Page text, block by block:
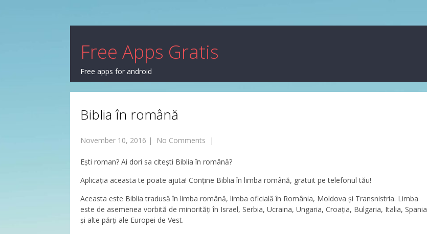
Free Apps Gratis
Free apps for android
Biblia în română
November 10, 2016 | No Comments |
Ești roman? Ai dori sa citești Biblia în română?
Aplicația aceasta te poate ajuta! Conține Biblia în limba română, gratuit pe telefonul tău!
Aceasta este Biblia tradusă în limba română, limba oficială în România, Moldova și Transnistria. Limba
este de asemenea vorbită de minorități în Israel, Serbia, Ucraina, Ungaria, Croația, Bulgaria, Italia, Spania
și alte părți ale Europei de Vest.